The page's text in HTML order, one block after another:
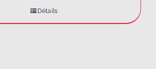
Détails